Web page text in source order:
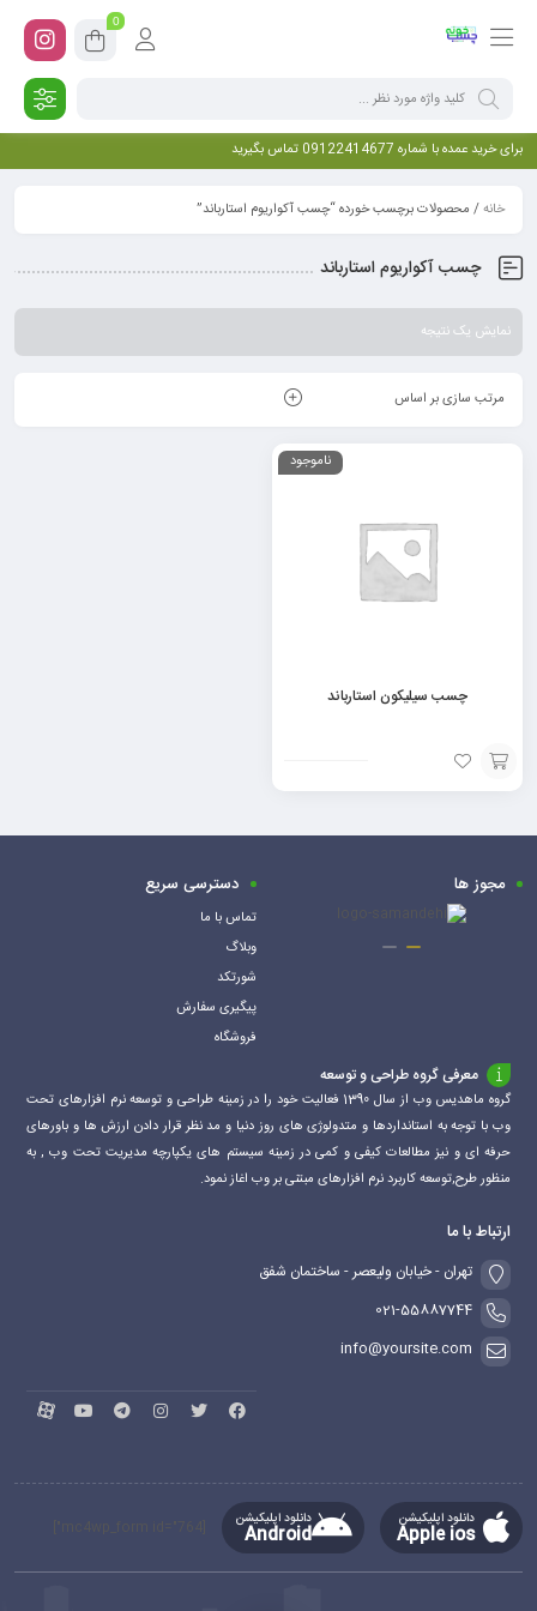
0
برای خرید عمده با شماره 09122414677 تماس بگیرید
خانه/ محصولات برچسب خورده “چسب آکواریوم استارباند”
چسب آکواریوم استارباند
نمایش یک نتیجه
مرتب سازی بر اساس
ناموجود
چسب سیلیکون استارباند
افزودن
به
مجوز ها دسترسی سریع
تماس با ما
وبلاگ
شورتکد
پیگیری سفارش
فروشگاه
معرفی گروه طراحی و توسعه
گروه ماهدیس وب از سال 1390 فعالیت خود را در زمینه طراحی و توسعه نرم افزارهای تحت
وب با توجه به استانداردها و متدولوژی های روز دنیا و مد نظر قرار دادن ارزش ها و باورهای
حرفه ای و نیز مطالعات کیفی و کمی در زمینه سیستم های یکپارچه مدیریت تحت وب , به
منظور طرح,توسعه کاربرد نرم افزارهای مبتنی بر وب اغاز نمود.
ارتباط با ما
تهران - خیابان ولیعصر - ساختمان شفق
021-55887744
info@yoursite.com
دانلود اپلیکیشن
Apple ios
دانلود اپلیکیشن
Android